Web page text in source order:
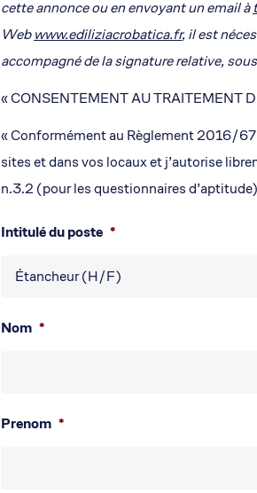
cette annonce ou en envoyant un email à
Webwww.ediliziacrobatica.fr, il est
accompagné de la signature relative,
« CONSENTEMENT AU TRAITEMENT
« Conformément au Règlement 2016/
sites et dans vos locaux et j’autorise
n.3.2 (pour les questionnaires
Intitulé du poste *
Nom *
Prenom *